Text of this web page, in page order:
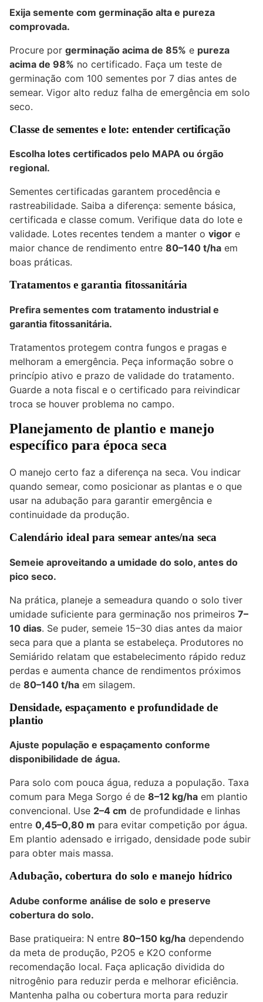
Exija semente com germinação alta e pureza
comprovada.
Procure por germinação acima de 85% e pureza
acima de 98% no certificado. Faça um teste de
germinação com 100 sementes por 7 dias antes de
semear. Vigor alto reduz falha de emergência em solo
seco.
Classe de sementes e lote: entender certificação
Escolha lotes certificados pelo MAPA ou órgão
regional.
Sementes certificadas garantem procedência e
rastreabilidade. Saiba a diferença: semente básica,
certificada e classe comum. Verifique data do lote e
validade. Lotes recentes tendem a manter o vigor e
maior chance de rendimento entre 80–140 t/ha em
boas práticas.
Tratamentos e garantia fitossanitária
Prefira sementes com tratamento industrial e
garantia fitossanitária.
Tratamentos protegem contra fungos e pragas e
melhoram a emergência. Peça informação sobre o
princípio ativo e prazo de validade do tratamento.
Guarde a nota fiscal e o certificado para reivindicar
troca se houver problema no campo.
Planejamento de plantio e manejo
específico para época seca
O manejo certo faz a diferença na seca. Vou indicar
quando semear, como posicionar as plantas e o que
usar na adubação para garantir emergência e
continuidade da produção.
Calendário ideal para semear antes/na seca
Semeie aproveitando a umidade do solo, antes do
pico seco.
Na prática, planeje a semeadura quando o solo tiver
umidade suficiente para germinação nos primeiros 7–
10 dias. Se puder, semeie 15–30 dias antes da maior
seca para que a planta se estabeleça. Produtores no
Semiárido relatam que estabelecimento rápido reduz
perdas e aumenta chance de rendimentos próximos
de 80–140 t/ha em silagem.
Densidade, espaçamento e profundidade de
plantio
Ajuste população e espaçamento conforme
disponibilidade de água.
Para solo com pouca água, reduza a população. Taxa
comum para Mega Sorgo é de 8–12 kg/ha em plantio
convencional. Use 2–4 cm de profundidade e linhas
entre 0,45–0,80 m para evitar competição por água.
Em plantio adensado e irrigado, densidade pode subir
para obter mais massa.
Adubação, cobertura do solo e manejo hídrico
Adube conforme análise de solo e preserve
cobertura do solo.
Base pratiqueira: N entre 80–150 kg/ha dependendo
da meta de produção, P2O5 e K2O conforme
recomendação local. Faça aplicação dividida do
nitrogênio para reduzir perda e melhorar eficiência.
Mantenha palha ou cobertura morta para reduzir